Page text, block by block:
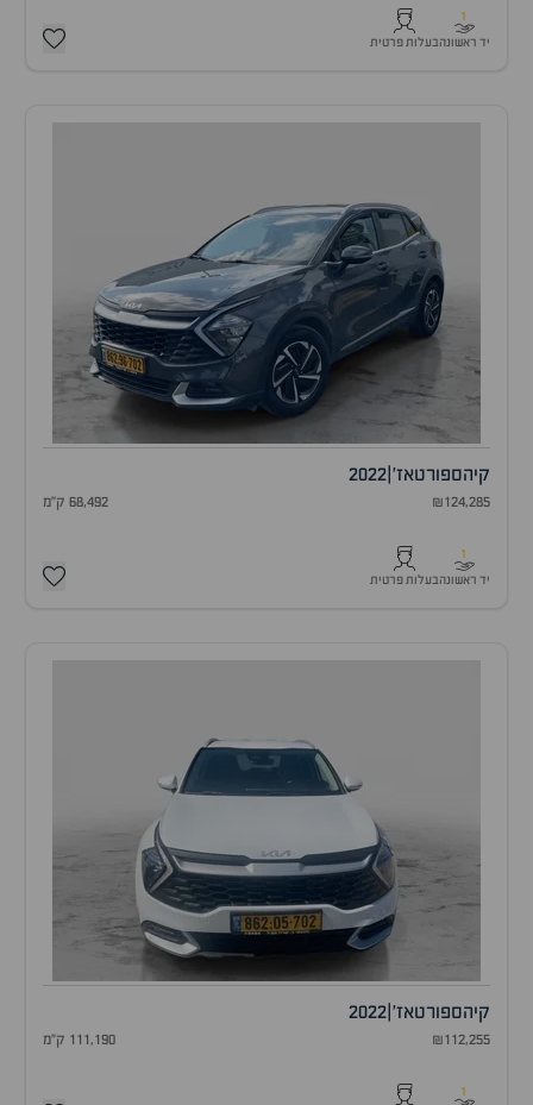
1
יד ראשונהבעלות פרטית
קיהספורטאז' 2022
₪124,285 68,492 ק"מ
1
יד ראשונהבעלות פרטית
קיהספורטאז' 2022
₪112,255 111,190 ק"מ
1